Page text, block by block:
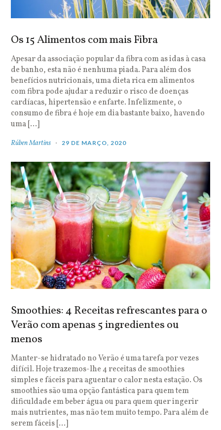
Os 15 Alimentos com mais Fibra
Apesar da associação popular da fibra com as idas à casa
de banho, esta não é nenhuma piada. Para além dos
benefícios nutricionais, uma dieta rica em alimentos
com fibra pode ajudar a reduzir o risco de doenças
cardíacas, hipertensão e enfarte. Infelizmente, o
consumo de fibra é hoje em dia bastante baixo, havendo
uma […]
Rúben Martins 29 DE MARÇO, 2020
Smoothies: 4 Receitas refrescantes para o
Verão com apenas 5 ingredientes ou
menos
Manter-se hidratado no Verão é uma tarefa por vezes
difícil. Hoje trazemos-lhe 4 receitas de smoothies
simples e fáceis para aguentar o calor nesta estação. Os
smoothies são uma opção fantástica para quem tem
dificuldade em beber água ou para quem quer ingerir
mais nutrientes, mas não tem muito tempo. Para além de
serem fáceis […]